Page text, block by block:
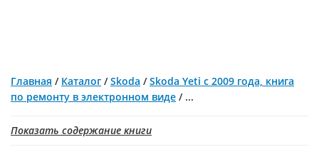
Главная / Каталог /Skoda /Skoda Yeti с 2009 года, книга
по ремонту в электронном виде / ...
Показать содержание книги